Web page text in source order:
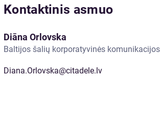
Kontaktinis asmuo
Diāna Orlovska
Baltijos šalių korporatyvinės
Diana.Orlovska@citadele.lv